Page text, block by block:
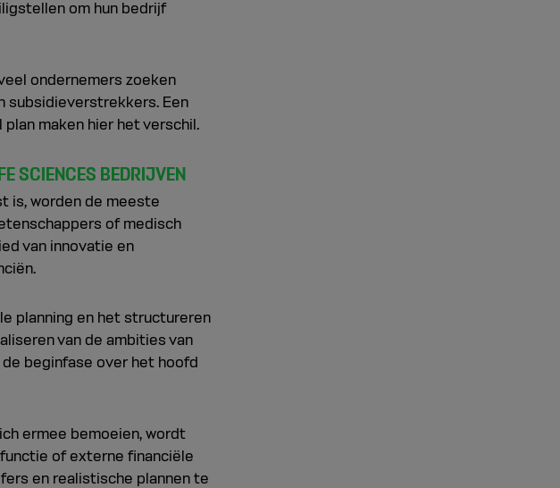
om hun bedrijf
ondernemers zoeken
subsidieverstrekkers. Een
maken hier het verschil.
SCIENCES BEDRIJVEN
is, worden de meeste
of medisch
van innovatie en
planning en het structureren
van de ambities van
beginfase over het hoofd
ermee bemoeien, wordt
of externe financiële
en realistische plannen te